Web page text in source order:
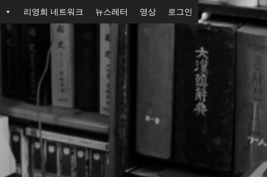
리영희 네트워크 뉴스레터 영상 로그인